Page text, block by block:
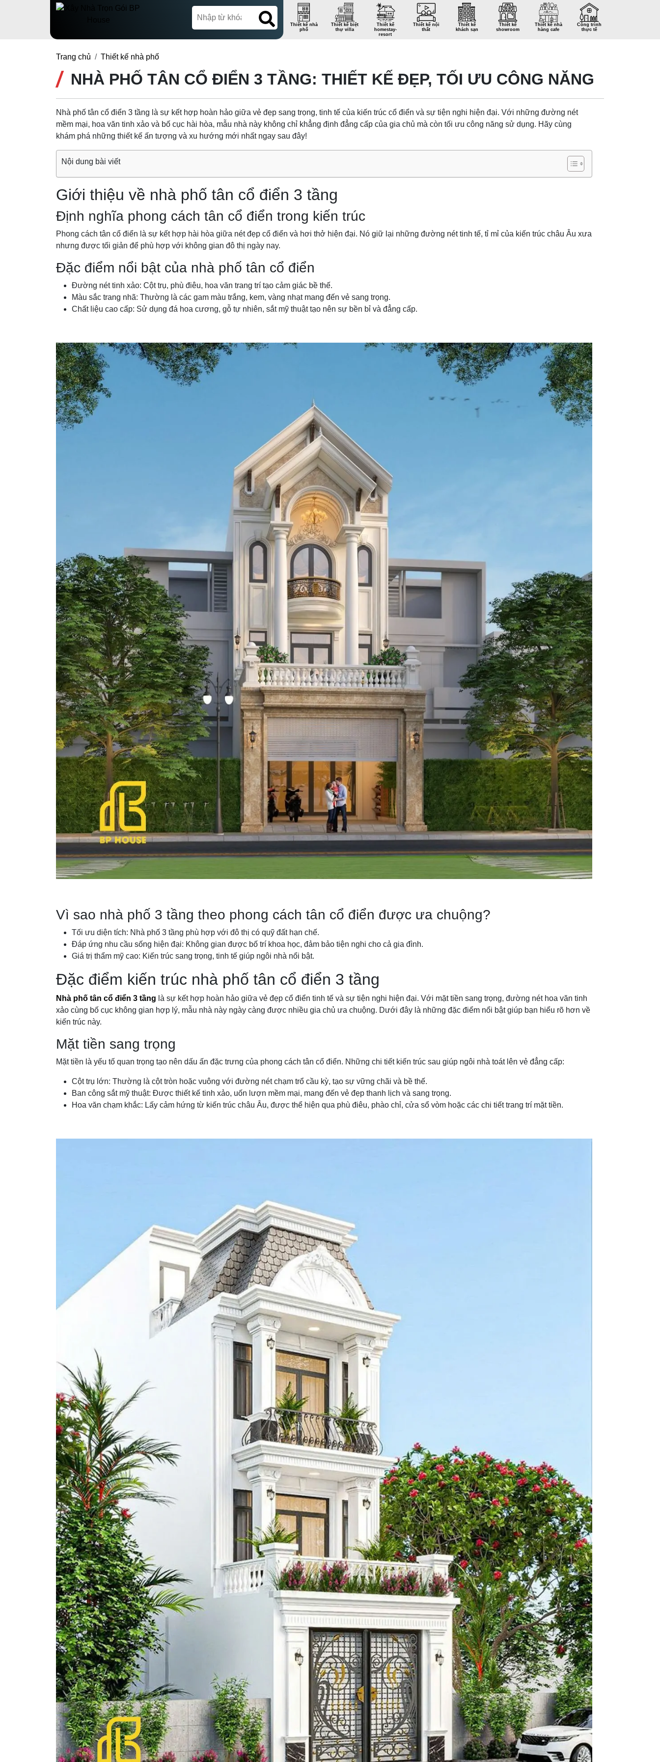
Thiết kế nhà
phố
Thiết kế biệt
thự villa
Thiết kế
homestay-
resort
Thiết kế nội
thất
Thiết kế
khách sạn
Thiết kế
showroom
Thiết kế nhà
hàng cafe
Công trình
thực tế
Trang chủ Thiết kế nhà phố
NHÀ PHỐ TÂN CỔ ĐIỂN 3 TẦNG: THIẾT KẾ ĐẸP, TỐI ƯU CÔNG NĂNG
Nhà phố tân cổ điển 3 tầng là sự kết hợp hoàn hảo giữa vẻ đẹp sang trọng, tinh tế của kiến trúc cổ điển và sự tiện nghi hiện đại. Với những đường nét
mềm mại, hoa văn tinh xảo và bố cục hài hòa, mẫu nhà này không chỉ khẳng định đẳng cấp của gia chủ mà còn tối ưu công năng sử dụng. Hãy cùng
khám phá những thiết kế ấn tượng và xu hướng mới nhất ngay sau đây!
Nội dung bài viết
Giới thiệu về nhà phố tân cổ điển 3 tầng
Định nghĩa phong cách tân cổ điển trong kiến trúc
Phong cách tân cổ điển là sự kết hợp hài hòa giữa nét đẹp cổ điển và hơi thở hiện đại. Nó giữ lại những đường nét tinh tế, tỉ mỉ của kiến trúc châu Âu xưa
nhưng được tối giản để phù hợp với không gian đô thị ngày nay.
Đặc điểm nổi bật của nhà phố tân cổ điển
Đường nét tinh xảo: Cột trụ, phù điêu, hoa văn trang trí tạo cảm giác bề thế.
Màu sắc trang nhã: Thường là các gam màu trắng, kem, vàng nhạt mang đến vẻ sang trọng.
Chất liệu cao cấp: Sử dụng đá hoa cương, gỗ tự nhiên, sắt mỹ thuật tạo nên sự bền bỉ và đẳng cấp.
Vì sao nhà phố 3 tầng theo phong cách tân cổ điển được ưa chuộng?
Tối ưu diện tích: Nhà phố 3 tầng phù hợp với đô thị có quỹ đất hạn chế.
Đáp ứng nhu cầu sống hiện đại: Không gian được bố trí khoa học, đảm bảo tiện nghi cho cả gia đình.
Giá trị thẩm mỹ cao: Kiến trúc sang trọng, tinh tế giúp ngôi nhà nổi bật.
Đặc điểm kiến trúc nhà phố tân cổ điển 3 tầng
Nhà phố tân cổ điển 3 tầng là sự kết hợp hoàn hảo giữa vẻ đẹp cổ điển tinh tế và sự tiện nghi hiện đại. Với mặt tiền sang trọng, đường nét hoa văn tinh
xảo cùng bố cục không gian hợp lý, mẫu nhà này ngày càng được nhiều gia chủ ưa chuộng. Dưới đây là những đặc điểm nổi bật giúp bạn hiểu rõ hơn về
kiến trúc này.
Mặt tiền sang trọng
Mặt tiền là yếu tố quan trọng tạo nên dấu ấn đặc trưng của phong cách tân cổ điển. Những chi tiết kiến trúc sau giúp ngôi nhà toát lên vẻ đẳng cấp:
Cột trụ lớn: Thường là cột tròn hoặc vuông với đường nét chạm trổ cầu kỳ, tạo sự vững chãi và bề thế.
Ban công sắt mỹ thuật: Được thiết kế tinh xảo, uốn lượn mềm mại, mang đến vẻ đẹp thanh lịch và sang trọng.
Hoa văn chạm khắc: Lấy cảm hứng từ kiến trúc châu Âu, được thể hiện qua phù điêu, phào chỉ, cửa sổ vòm hoặc các chi tiết trang trí mặt tiền.